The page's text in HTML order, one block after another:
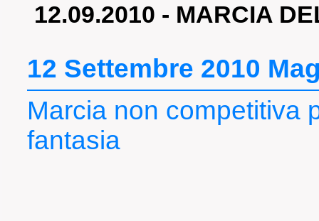
12.09.2010 - MARCIA
12 Settembre 2010
Marcia non competitiva
fantasia